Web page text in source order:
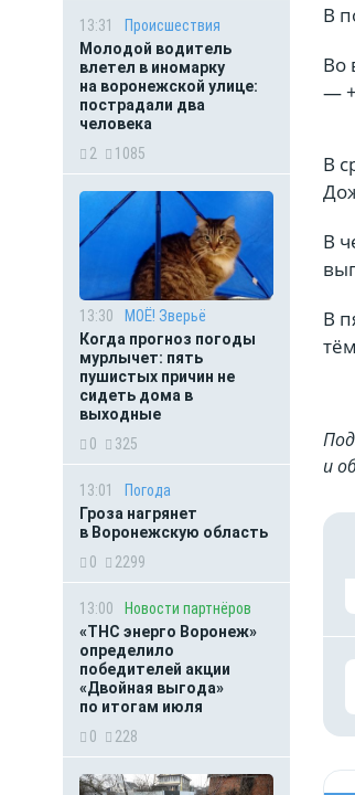
13:31
Происшествия
Молодой водитель
влетел в иномарку
на воронежской улице:
пострадали два
человека
2
1085
13:30
МОЁ! Зверьё
Когда прогноз погоды
мурлычет: пять
пушистых причин не
сидеть дома в
выходные
0
325
13:01
Погода
Гроза нагрянет
в Воронежскую область
0
2299
13:00
Новости партнёров
«ТНС энерго Воронеж»
определило
победителей акции
«Двойная выгода»
по итогам июля
0
228
В
Во
—
В
В
В
и